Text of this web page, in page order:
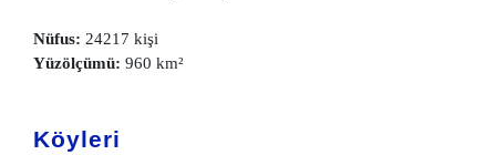
Nüfus: 24217 kişi
Yüzölçümü: 960 km²
Köyleri